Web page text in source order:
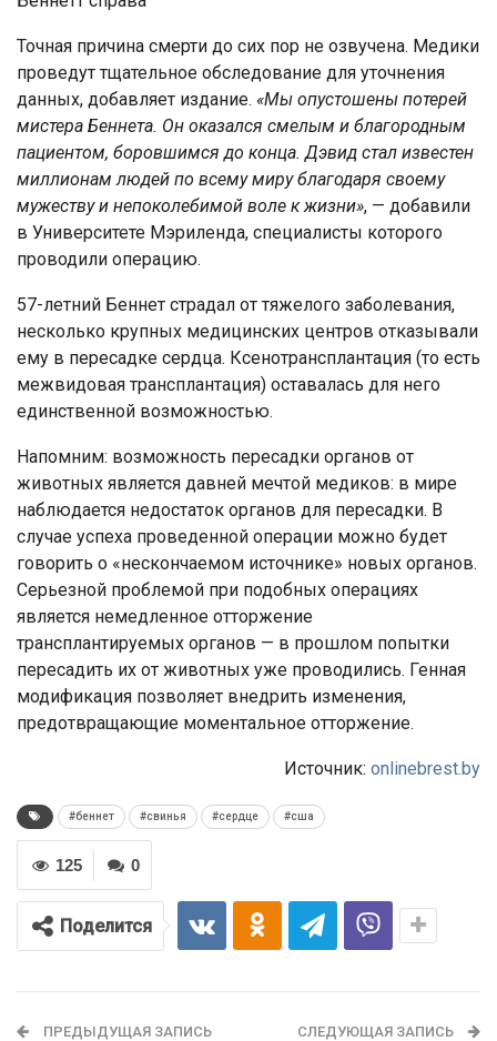
Точная причина смерти до сих пор не озвучена. Медики
проведут тщательное обследование для уточнения
данных, добавляет издание. «Мы опустошены потерей
мистера Беннета. Он оказался смелым и благородным
пациентом, боровшимся до конца. Дэвид стал известен
миллионам людей по всему миру благодаря своему
мужеству и непоколебимой воле к жизни», — добавили
в Университете Мэриленда, специалисты которого
проводили операцию.
57-летний Беннет страдал от тяжелого заболевания,
несколько крупных медицинских центров отказывали
ему в пересадке сердца. Ксенотрансплантация (то есть
межвидовая трансплантация) оставалась для него
единственной возможностью.
Напомним: возможность пересадки органов от
животных является давней мечтой медиков: в мире
наблюдается недостаток органов для пересадки. В
случае успеха проведенной операции можно будет
говорить о «нескончаемом источнике» новых органов.
Серьезной проблемой при подобных операциях
является немедленное отторжение
трансплантируемых органов — в прошлом попытки
пересадить их от животных уже проводились. Генная
модификация позволяет внедрить изменения,
предотвращающие моментальное отторжение.
Источник: onlinebrest.by
#беннет #свинья #сердце #сша
0
125
Поделится
ПРЕДЫДУЩАЯ ЗАПИСЬ СЛЕДУЮЩАЯ ЗАПИСЬ